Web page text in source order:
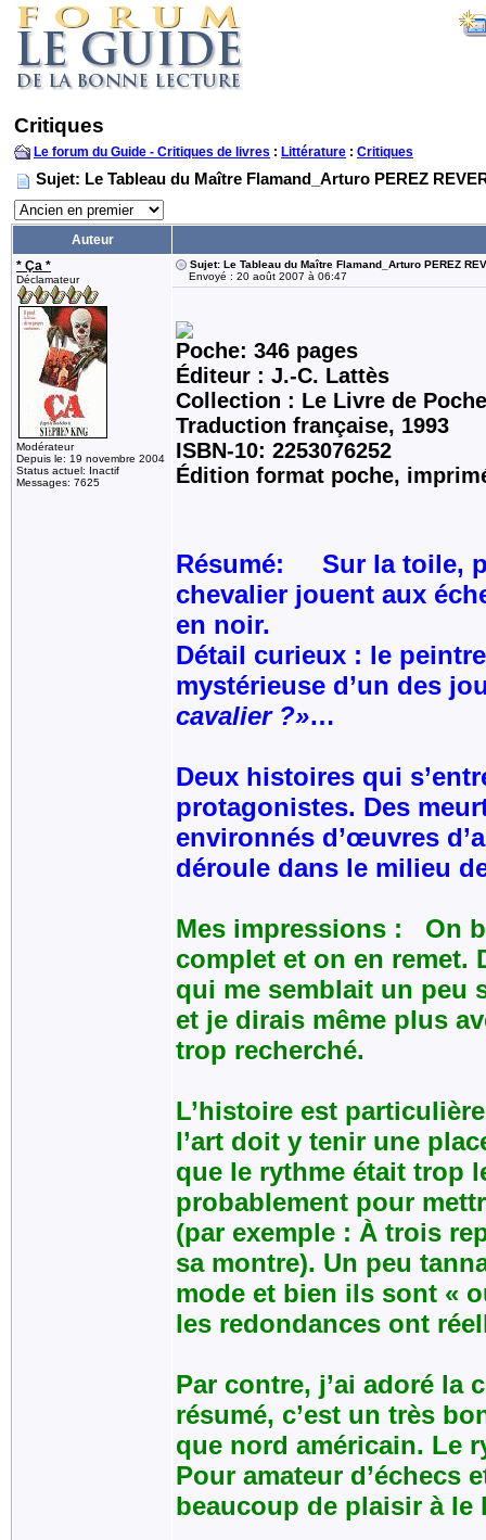
Critiques
Le forum du Guide - Critiques de livres : Littérature : Critiques
Sujet: Le Tableau du Maître Flamand_Arturo PEREZ
Auteur
* Ça *
Déclamateur
Modérateur
Depuis le: 19 novembre 2004
Status actuel: Inactif
Messages: 7625
Sujet: Le Tableau du Maître Flamand_Arturo PEREZ
Envoyé : 20 août 2007 à 06:47
Poche: 346 pages
Éditeur : J.-C. Lattès
Collection : Le Livre de Poche
Traduction française, 1993
ISBN-10: 2253076252
Édition format poche,
Résumé: Sur la toile,
chevalier jouent aux
en noir.
Détail curieux : le
mystérieuse d’un des
cavalier ?»…
Deux histoires qui
protagonistes. Des
environnés d’œuvres
déroule dans le milieu
Mes impressions : On
complet et on en remet.
qui me semblait un peu
et je dirais même plus
trop recherché.
L’histoire est
l’art doit y tenir une
que le rythme était trop
probablement pour
(par exemple : À trois
sa montre). Un peu
mode et bien ils sont «
les redondances ont
Par contre, j’ai adoré la
résumé, c’est un très
que nord américain. Le
Pour amateur d’échecs
beaucoup de plaisir à le